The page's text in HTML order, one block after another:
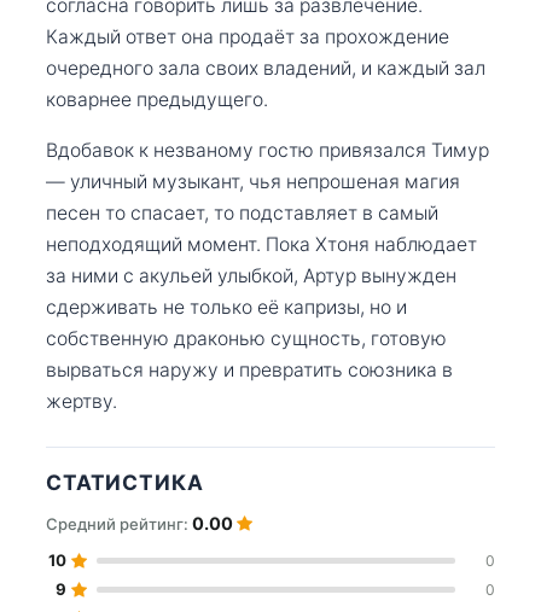
согласна говорить лишь за развлечение.
Каждый ответ она продаёт за прохождение
очередного зала своих владений, и каждый зал
коварнее предыдущего.
Вдобавок к незваному гостю привязался Тимур
— уличный музыкант, чья непрошеная магия
песен то спасает, то подставляет в самый
неподходящий момент. Пока Хтоня наблюдает
за ними с акульей улыбкой, Артур вынужден
сдерживать не только её капризы, но и
собственную драконью сущность, готовую
вырваться наружу и превратить союзника в
жертву.
СТАТИСТИКА
Средний рейтинг: 0.00
10 0
9 0